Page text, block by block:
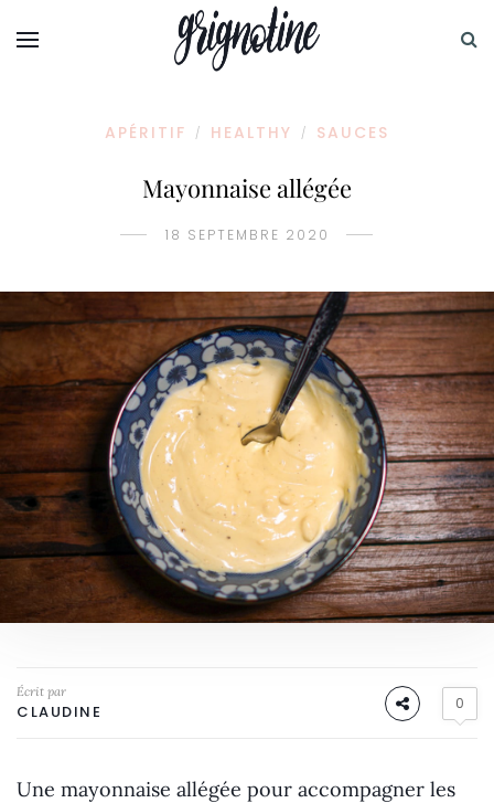
APÉRITIF / HEALTHY / SAUCES
Mayonnaise allégée
18 SEPTEMBRE 2020
Écrit par
CLAUDINE 0
Une mayonnaise allégée pour accompagner les